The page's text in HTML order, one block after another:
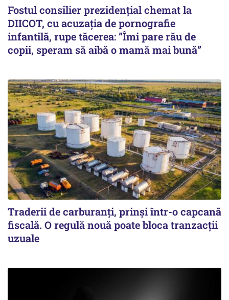
Fostul consilier prezidențial chemat la
DIICOT, cu acuzația de pornografie
infantilă, rupe tăcerea: ”Îmi pare rău de
copii, speram să aibă o mamă mai bună”
Traderii de carburanți, prinși într-o capcană
fiscală. O regulă nouă poate bloca tranzacții
uzuale